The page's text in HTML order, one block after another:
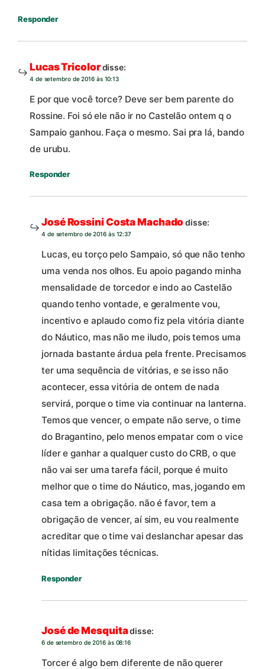
Responder
Lucas Tricolordisse:
4 de setembro de 2016 às 10:13
E por que você torce? Deve ser bem parente do
Rossine. Foi só ele não ir no Castelão ontem q o
Sampaio ganhou. Faça o mesmo. Sai pra lá, bando
de urubu.
Responder
José Rossini Costa Machado disse:
4 de setembro de 2016 às 12:37
Lucas, eu torço pelo Sampaio, só que não tenho
uma venda nos olhos. Eu apoio pagando minha
mensalidade de torcedor e indo ao Castelão
quando tenho vontade, e geralmente vou,
incentivo e aplaudo como fiz pela vitória diante
do Náutico, mas não me iludo, pois temos uma
jornada bastante árdua pela frente. Precisamos
ter uma sequência de vitórias, e se isso não
acontecer, essa vitória de ontem de nada
servirá, porque o time via continuar na lanterna.
Temos que vencer, o empate não serve, o time
do Bragantino, pelo menos empatar com o vice
líder e ganhar a qualquer custo do CRB, o que
não vai ser uma tarefa fácil, porque é muito
melhor que o time do Náutico, mas, jogando em
casa tem a obrigação. não é favor, tem a
obrigação de vencer, aí sim, eu vou realmente
acreditar que o time vai deslanchar apesar das
nítidas limitações técnicas.
Responder
José de Mesquitadisse:
6 de setembro de 2016 às 08:16
Torcer é algo bem diferente de não querer